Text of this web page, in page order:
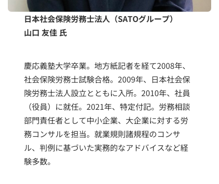
日本社会保険労務士法人（SATOグループ）
山口 友佳 氏
慶応義塾大学卒業。地方紙記者を経て2008年、
社会保険労務士試験合格。2009年、日本社会保
険労務士法人設立とともに入所。2010年、社員
（役員）に就任。2021年、特定付記。労務相談
部門責任者として中小企業、大企業に対する労
務コンサルを担当。就業規則諸規程のコンサ
ル、判例に基づいた実務的なアドバイスなど経
験多数。